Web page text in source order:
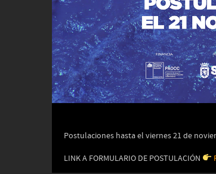
Postulaciones hasta el viernes 21 de
LINK A FORMULARIO DE POSTULACIÓN